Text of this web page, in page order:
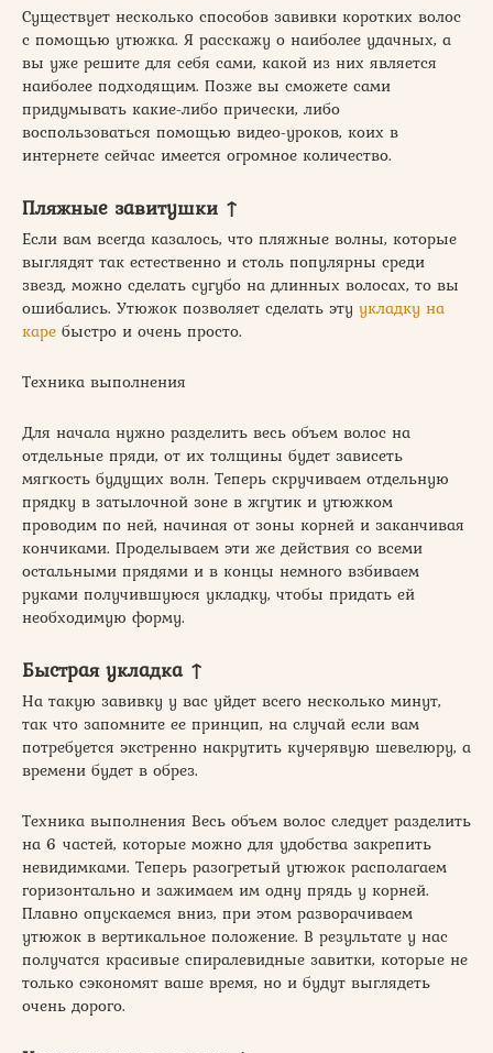
Существует несколько способов завивки коротких волос
с помощью утюжка. Я расскажу о наиболее удачных, а
вы уже решите для себя сами, какой из них является
наиболее подходящим. Позже вы сможете сами
придумывать какие-либо прически, либо
воспользоваться помощью видео-уроков, коих в
интернете сейчас имеется огромное количество.
Пляжные завитушки ↑
Если вам всегда казалось, что пляжные волны, которые
выглядят так естественно и столь популярны среди
звезд, можно сделать сугубо на длинных волосах, то вы
ошибались. Утюжок позволяет сделать эту укладку на
каре быстро и очень просто.
Техника выполнения
Для начала нужно разделить весь объем волос на
отдельные пряди, от их толщины будет зависеть
мягкость будущих волн. Теперь скручиваем отдельную
прядку в затылочной зоне в жгутик и утюжком
проводим по ней, начиная от зоны корней и заканчивая
кончиками. Проделываем эти же действия со всеми
остальными прядями и в концы немного взбиваем
руками получившуюся укладку, чтобы придать ей
необходимую форму.
Быстрая укладка ↑
На такую завивку у вас уйдет всего несколько минут,
так что запомните ее принцип, на случай если вам
потребуется экстренно накрутить кучерявую шевелюру, а
времени будет в обрез.
Техника выполнения Весь объем волос следует разделить
на 6 частей, которые можно для удобства закрепить
невидимками. Теперь разогретый утюжок располагаем
горизонтально и зажимаем им одну прядь у корней.
Плавно опускаемся вниз, при этом разворачиваем
утюжок в вертикальное положение. В результате у нас
получатся красивые спиралевидные завитки, которые не
только сэкономят ваше время, но и будут выглядеть
очень дорого.